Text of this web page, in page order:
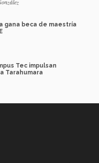
gana beca de maestría
Tec impulsan
Tarahumara